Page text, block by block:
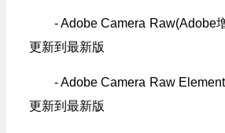
- Adob​​e Camera Raw(Adobe
更新到最新版
- Adob​​e Camera Raw
更新到最新版